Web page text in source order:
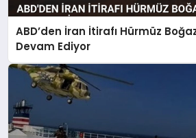
ABD’den İran İtirafı Hürmüz
Devam Ediyor